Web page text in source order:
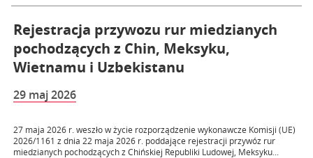
Rejestracja przywozu rur miedzianych
pochodzących z Chin, Meksyku,
Wietnamu i Uzbekistanu
29 maj 2026
27 maja 2026 r. weszło w życie rozporządzenie wykonawcze Komisji (UE)
2026/1161 z dnia 22 maja 2026 r. poddające rejestracji przywóz rur
miedzianych pochodzących z Chińskiej Republiki Ludowej, Meksyku...